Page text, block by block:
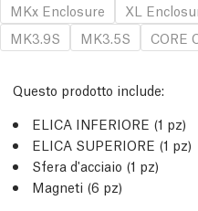
MKx Enclosure
XL
MK3.9S
MK3.5S CORE
Questo prodotto include:
ELICA INFERIORE (1 pz)
ELICA SUPERIORE (1 pz)
Sfera d'acciaio (1 pz)
Magneti (6 pz)